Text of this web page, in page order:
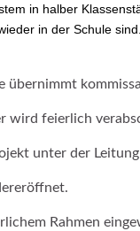
in halber
in der Schule
übernimmt
wird feierlich
unter der
Rahmen